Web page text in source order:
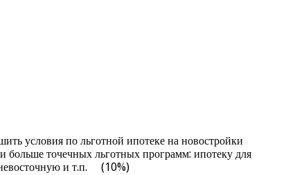
условия по льготной ипотеке на новостройки
точечных льготных программ: ипотеку для
и т.п. (10%)